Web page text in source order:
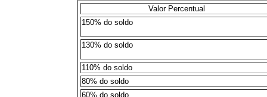
Valor Percentual
150% do soldo
130% do soldo
110% do soldo
80% do soldo
60% do soldo